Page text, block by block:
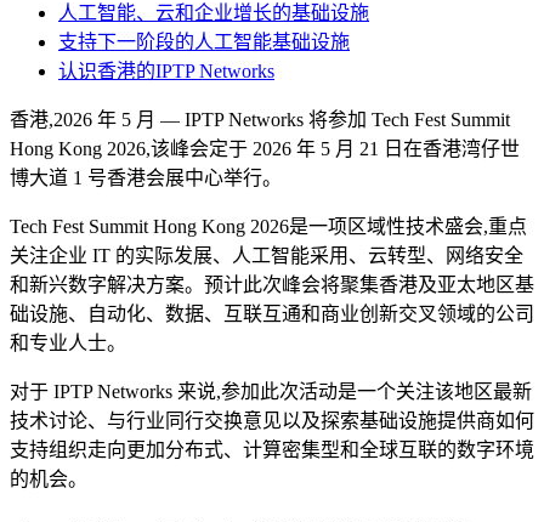
人工智能、云和企业增长的基础设施
支持下一阶段的人工智能基础设施
认识香港的IPTP Networks
香港,2026 年 5 月 — IPTP Networks 将参加 Tech Fest Summit
Hong Kong 2026,该峰会定于 2026 年 5 月 21 日在香港湾仔世
博大道 1 号香港会展中心举行。
Tech Fest Summit Hong Kong 2026是一项区域性技术盛会,重点
关注企业 IT 的实际发展、人工智能采用、云转型、网络安全
和新兴数字解决方案。预计此次峰会将聚集香港及亚太地区基
础设施、自动化、数据、互联互通和商业创新交叉领域的公司
和专业人士。
对于 IPTP Networks 来说,参加此次活动是一个关注该地区最新
技术讨论、与行业同行交换意见以及探索基础设施提供商如何
支持组织走向更加分布式、计算密集型和全球互联的数字环境
的机会。